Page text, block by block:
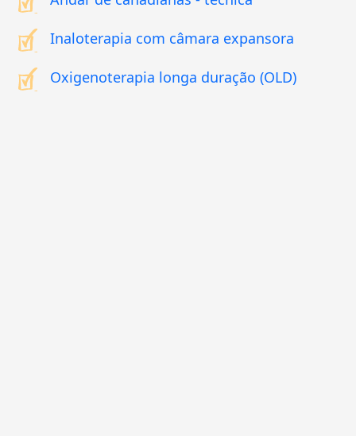
Inaloterapia com câmara expansora
Oxigenoterapia longa duração (OLD)